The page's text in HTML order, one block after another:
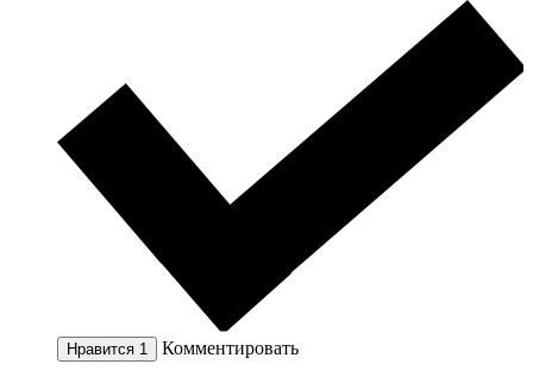
Нравится 1 Комментировать